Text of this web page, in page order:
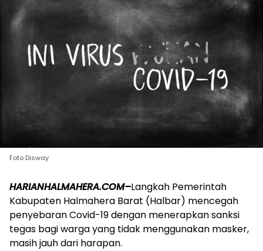
Foto Disway
HARIANHALMAHERA.COM–Langkah Pemerintah
Kabupaten Halmahera Barat (Halbar) mencegah
penyebaran Covid-19 dengan menerapkan sanksi
tegas bagi warga yang tidak menggunakan masker,
masih jauh dari harapan.